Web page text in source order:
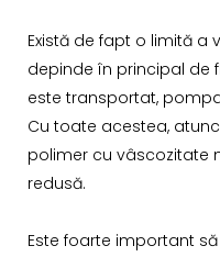
Există de fapt o limită a
depinde în principal de
este transportat,
Cu toate acestea,
polimer cu vâscozitate
redusă.
Este foarte important